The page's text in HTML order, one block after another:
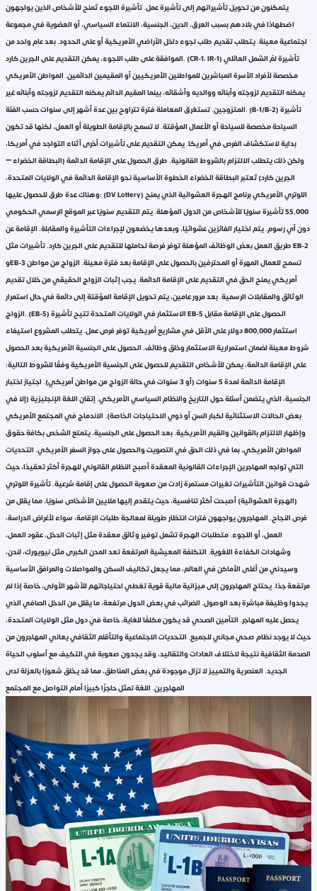
يتمكنون من تحويل تأشيراتهم إلى تأشيرة عمل. تأشيرة اللجوء تُمنح للأشخاص الذين يواجهون
اضطهادًا في بلادهم بسبب العرق، الدين، الجنسية، الانتماء السياسي، أو العضوية في مجموعة
اجتماعية معينة. يتطلب تقديم طلب لجوء داخل الأراضي الأمريكية أو على الحدود. بعد عام واحد من
الموافقة على طلب اللجوء، يمكن التقديم على الجرين كارد. (CR-1، IR-1) تأشيرة لمّ الشمل العائلي
مخصصة لأفراد الأسرة المباشرين للمواطنين الأمريكيين أو المقيمين الدائمين. المواطن الأمريكي
يمكنه التقديم لزوجته وأبنائه ووالديه وأشقائه، بينما المقيم الدائم يمكنه التقديم لزوجته وأبنائه غير
المتزوجين. تستغرق المعاملة فترة تتراوح بين عدة أشهر إلى سنوات حسب الفئة. (B-1/B-2) تأشيرة
السياحة مخصصة للسياحة أو الأعمال المؤقتة. لا تسمح بالإقامة الطويلة أو العمل، لكنها قد تكون
بداية لاستكشاف الفرص في أمريكا. يمكن التقديم على تأشيرات أخرى أثناء التواجد في أمريكا،
ولكن ذلك يتطلب الالتزام بالشروط القانونية. طرق الحصول على الإقامة الدائمة (البطاقة الخضراء –
الجرين كارد) تُعتبر البطاقة الخضراء الخطوة الأساسية نحو الإقامة الدائمة في الولايات المتحدة،
وهناك عدة طرق للحصول عليها: (DV Lottery) اللوتري الأمريكي برنامج الهجرة العشوائية الذي يمنح
55,000 تأشيرة سنويًا للأشخاص من الدول المؤهلة. يتم التقديم سنويًا عبر الموقع الرسمي الحكومي
دون أي رسوم. يتم اختيار الفائزين عشوائيًا، وبعدها يخضعون لإجراءات التأشيرة والمقابلة. الإقامة عن
طريق العمل بعض الوظائف المؤهلة توفر فرصة لحاملها للتقديم على الجرين كارد. تأشيرات مثل EB-2
وEB-3 تسمح للعمال المهرة أو المحترفين بالحصول على الإقامة بعد فترة معينة. الزواج من مواطن
أمريكي يمنح الحق في التقديم على الإقامة الدائمة. يجب إثبات الزواج الحقيقي من خلال تقديم
الوثائق والمقابلات الرسمية. بعد مرور عامين، يتم تحويل الإقامة المؤقتة إلى دائمة في حال استمرار
الزواج. (EB-5) الاستثمار في الولايات المتحدة تتيح تأشيرة EB-5 الحصول على الإقامة مقابل
استثمار 800,000 دولار على الأقل في مشاريع أمريكية توفر فرص عمل. يتطلب المشروع استيفاء
شروط معينة لضمان استمرارية الاستثمار وخلق وظائف. الحصول على الجنسية الأمريكية بعد الحصول
على الإقامة الدائمة، يمكن للأشخاص التقديم للحصول على الجنسية الأمريكية وفقًا للشروط التالية:
الإقامة الدائمة لمدة 5 سنوات (أو 3 سنوات في حالة الزواج من مواطن أمريكي). اجتياز اختبار
الجنسية، الذي يتضمن أسئلة حول التاريخ والنظام السياسي الأمريكي. إتقان اللغة الإنجليزية (إلا في
بعض الحالات الاستثنائية لكبار السن أو ذوي الاحتياجات الخاصة). الاندماج في المجتمع الأمريكي
وإظهار الالتزام بالقوانين والقيم الأمريكية. بعد الحصول على الجنسية، يتمتع الشخص بكافة حقوق
المواطن الأمريكي، بما في ذلك الحق في التصويت والحصول على جواز السفر الأمريكي. التحديات
التي تواجه المهاجرين الإجراءات القانونية المعقدة أصبح النظام القانوني للهجرة أكثر تعقيدًا، حيث
شهدت قوانين التأشيرات تغيرات مستمرة زادت من صعوبة الحصول على إقامة شرعية. تأشيرة اللوتري
(الهجرة العشوائية) أصبحت أكثر تنافسية، حيث يتقدم إليها ملايين الأشخاص سنويًا، مما يقلل من
فرص النجاح. المهاجرون يواجهون فترات انتظار طويلة لمعالجة طلبات الإقامة، سواء لأغراض الدراسة،
العمل، أو اللجوء. متطلبات الهجرة تشمل توفير وثائق معقدة مثل إثبات الدخل، عقود العمل،
وشهادات الكفاءة اللغوية. التكلفة المعيشية المرتفعة تعد المدن الكبرى مثل نيويورك، لندن،
وسيدني من أغلى الأماكن في العالم، مما يجعل تكاليف السكن والمواصلات والمرافق الأساسية
مرتفعة جدًا. يحتاج المهاجرون إلى ميزانية مالية قوية تغطي احتياجاتهم للأشهر الأولى، خاصة إذا لم
يجدوا وظيفة مباشرة بعد الوصول. الضرائب في بعض الدول مرتفعة، ما يقلل من الدخل الصافي الذي
يحصل عليه المهاجر. التأمين الصحي قد يكون مكلفًا للغاية، خاصة في دول مثل الولايات المتحدة،
حيث لا يوجد نظام صحي مجاني للجميع. التحديات الاجتماعية والتأقلم الثقافي يعاني المهاجرون من
الصدمة الثقافية نتيجة لاختلاف العادات والتقاليد، وقد يجدون صعوبة في التكيف مع أسلوب الحياة
الجديد. العنصرية والتمييز لا تزال موجودة في بعض المناطق، مما قد يخلق شعورًا بالعزلة لدى
المهاجرين. اللغة تمثل حاجزًا كبيرًا أمام التواصل مع المجتمع